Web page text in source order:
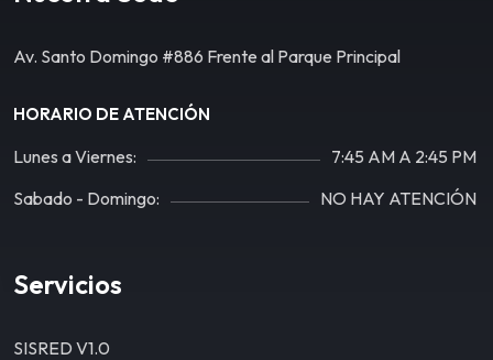
Av. Santo Domingo #886 Frente al Parque Principal
HORARIO DE ATENCIÓN
Lunes a Viernes:
7:45 AM A 2:45 PM
Sabado - Domingo:
NO HAY ATENCIÓN
Servicios
SISRED V1.0